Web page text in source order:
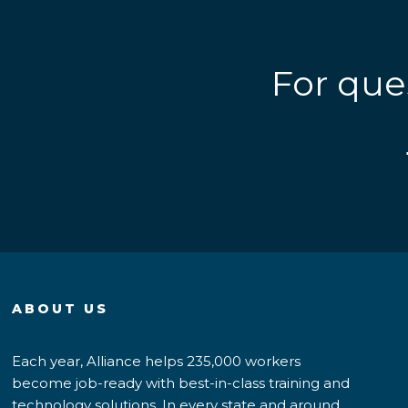
For
ABOUT US
Each year, Alliance helps 235,000 workers
become job-ready with best-in-class training and